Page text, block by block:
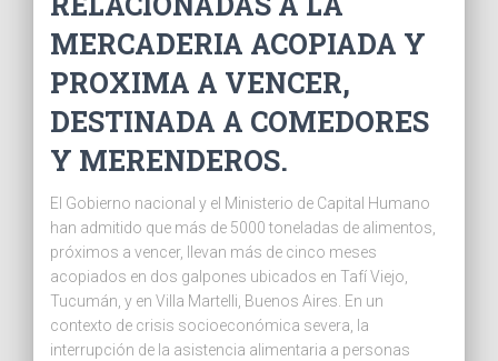
MERCADERIA ACOPIADA Y
PROXIMA A VENCER,
DESTINADA A COMEDORES
Y MERENDEROS.
El Gobierno nacional y el Ministerio de Capital Humano
han admitido que más de 5000 toneladas de alimentos,
próximos a vencer, llevan más de cinco meses
acopiados en dos galpones ubicados en Tafí Viejo,
Tucumán, y en Villa Martelli, Buenos Aires. En un
contexto de crisis socioeconómica severa, la
interrupción de la asistencia alimentaria a personas